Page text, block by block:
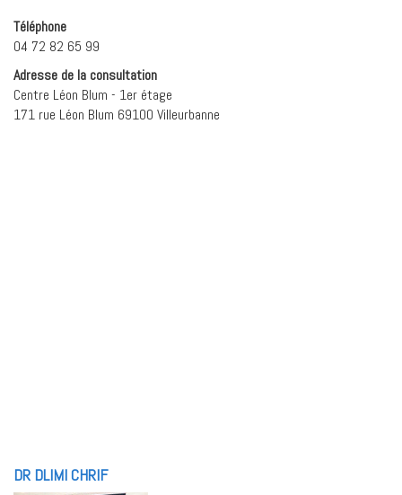
Téléphone
04 72 82 65 99
Adresse de la consultation
Centre Léon Blum - 1er étage
171 rue Léon Blum 69100 Villeurbanne
DR DLIMI CHRIF